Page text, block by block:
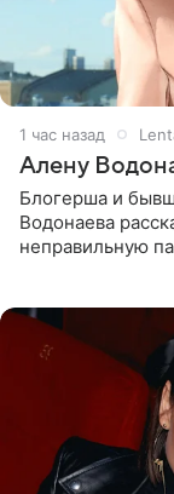
1 час назад
Алену
Блогерша и
Водонаева
неправильную